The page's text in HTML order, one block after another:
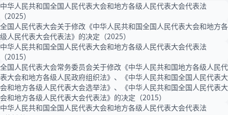
中华人民共和国全国人民代表大会和地方各级人民代表大会代表法
（2025）
全国人民代表大会关于修改《中华人民共和国全国人民代表大会和地方各
级人民代表大会代表法》的决定（2025）
中华人民共和国全国人民代表大会和地方各级人民代表大会代表法
（2015）
全国人民代表大会常务委员会关于修改《中华人民共和国地方各级人民代
表大会和地方各级人民政府组织法》、《中华人民共和国全国人民代表大
会和地方各级人民代表大会选举法》、《中华人民共和国全国人民代表大
会和地方各级人民代表大会代表法》的决定（2015）
中华人民共和国全国人民代表大会和地方各级人民代表大会代表法